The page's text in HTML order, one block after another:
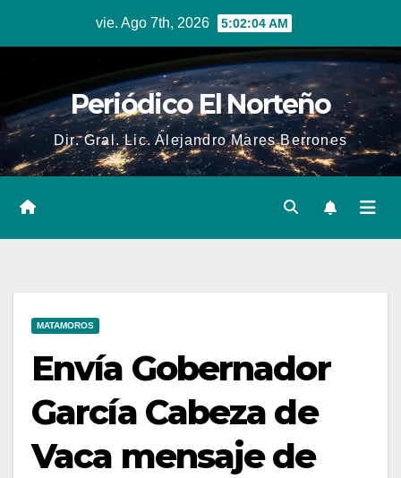
vie. Ago 7th, 2026 5:02:05 AM
Periódico El Norteño
Dir. Gral. Lic. Alejandro Mares Berrones
MATAMOROS
Envía Gobernador
García Cabeza de
Vaca mensaje de